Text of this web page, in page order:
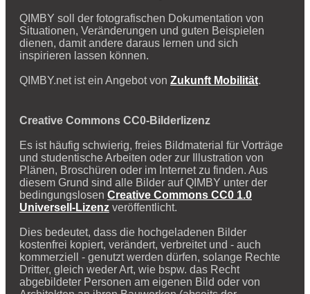
QIMBY soll der fotografischen Dokumentation von
Situationen, Veränderungen und guten Beispielen
dienen, damit andere daraus lernen und sich
inspirieren lassen können.
QIMBY.net ist ein Angebot von Zukunft Mobilität.
Creative Commons CC0-Bilderlizenz
Es ist häufig schwierig, freies Bildmaterial für Vorträge
und studentische Arbeiten oder zur Illustration von
Plänen, Broschüren oder im Internet zu finden. Aus
diesem Grund sind alle Bilder auf QIMBY unter der
bedingungslosen Creative Commons CC0 1.0
Universell-Lizenz veröffentlicht.
Dies bedeutet, dass die hochgeladenen Bilder
kostenfrei kopiert, verändert, verbreitet und - auch
kommerziell - genutzt werden dürfen, solange Rechte
Dritter, gleich weder Art, wie bspw. das Recht
abgebildeter Personen am eigenen Bild oder von